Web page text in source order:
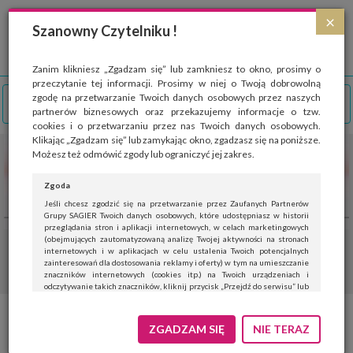
×
Szanowny Czytelniku !
Zanim klikniesz „Zgadzam się” lub zamkniesz to okno, prosimy o
przeczytanie tej informacji. Prosimy w niej o Twoją dobrowolną
zgodę na przetwarzanie Twoich danych osobowych przez naszych
partnerów biznesowych oraz przekazujemy informacje o tzw.
cookies i o przetwarzaniu przez nas Twoich danych osobowych.
Klikając „Zgadzam się” lub zamykając okno, zgadzasz się na poniższe.
Możesz też odmówić zgody lub ograniczyć jej zakres.
Zgoda
Jeśli chcesz zgodzić się na przetwarzanie przez Zaufanych Partnerów
Grupy SAGIER Twoich danych osobowych, które udostępniasz w historii
przeglądania stron i aplikacji internetowych, w celach marketingowych
(obejmujących zautomatyzowaną analizę Twojej aktywności na stronach
internetowych i w aplikacjach w celu ustalenia Twoich potencjalnych
zainteresowań dla dostosowania reklamy i oferty) w tym na umieszczanie
znaczników internetowych (cookies itp.) na Twoich urządzeniach i
odczytywanie takich znaczników, kliknij przycisk „Przejdź do serwisu” lub
Jeśli nie chcesz wyrazić zgody, kliknij „Nie teraz”.
Wyrażenie zgody jest dobrowolne. Możesz edytować zakres zgody, w tym
ZGADZAM SIĘ NIE TERAZ
Strona wykorzystuje pliki cookies, które służą głównie do celów statystycznych.
Wyrażając zgodę na używanie 'cookies', zezwalasz na zapisanie ich w pamięci
przeglądarki. Przejdź do
polityki cookies